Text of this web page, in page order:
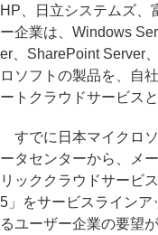
HP、日立システムズ、
ー企業は、Windows
er、SharePoint Server
ロソフトの製品を、自
ートクラウドサービス
すでに日本マイクロ
ータセンターから、メ
リッククラウドサービ
5」をサービスライン
るユーザー企業の要望